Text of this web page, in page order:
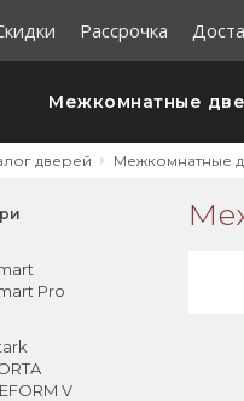
Рассрочка
Межкомнатные
дверей Межкомнатные
Pro
V